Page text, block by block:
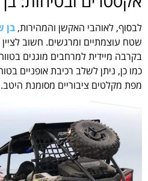
לבסוף, לאוהבי האקשן והמהירות,בן
שטח עוצמתיים ומרגשים. חשוב לציין
בקרבה מיידית למרחבים מוגנים
כמו כן, ניתן לשלב רכיבת אופניים
מפת מקלטים ציבוריים מסומנת היטב.